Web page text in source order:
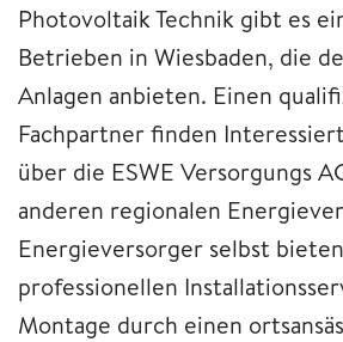
Photovoltaik Technik gibt es
Betrieben in Wiesbaden, die
Anlagen anbieten. Einen
Fachpartner finden
über die ESWE Versorgungs
anderen regionalen
Energieversorger selbst
professionellen
Montage durch einen